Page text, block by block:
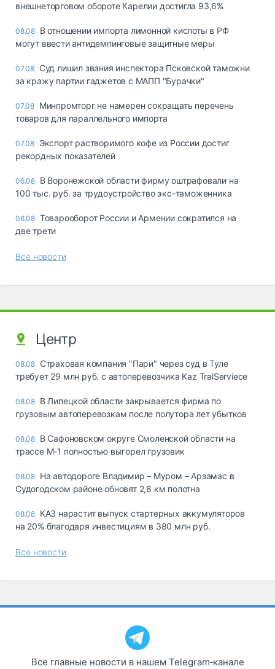
внешнеторговом обороте Карелии достигла 93,6%
08.08 В отношении импорта лимонной кислоты в РФ
могут ввести антидемпинговые защитные меры
07.08 Суд лишил звания инспектора Псковской таможни
за кражу партии гаджетов с МАПП "Бурачки"
07.08 Минпромторг не намерен сокращать перечень
товаров для параллельного импорта
07.08 Экспорт растворимого кофе из России достиг
рекордных показателей
06.08 В Воронежской области фирму оштрафовали на
100 тыс. руб. за трудоустройство экс-таможенника
06.08 Товарооборот России и Армении сократился на
две трети
Все новости
Центр
08.08 Страховая компания "Пари" через суд в Туле
требует 29 млн руб. с автоперевозчика Kaz TralServiece
08.08 В Липецкой области закрывается фирма по
грузовым автоперевозкам после полутора лет убытков
08.08 В Сафоновском округе Смоленской области на
трассе М-1 полностью выгорел грузовик
08.08 На автодороге Владимир – Муром – Арзамас в
Судогодском районе обновят 2,8 км полотна
08.08 КАЗ нарастит выпуск стартерных аккумуляторов
на 20% благодаря инвестициям в 380 млн руб.
Все новости
Все главные новости в нашем Telegram‑канале